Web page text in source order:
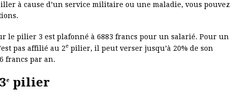
à cause d’un service militaire ou une maladie, vous pouvez
le pilier 3 est plafonné à 6883 francs pour un salarié. Pour un
pas affilié au 2e pilier, il peut verser jusqu’à 20% de son
francs par an.
e pilier